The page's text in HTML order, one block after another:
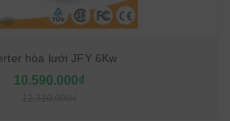
hòa lưới JFY 6Kw
10.590.000₫